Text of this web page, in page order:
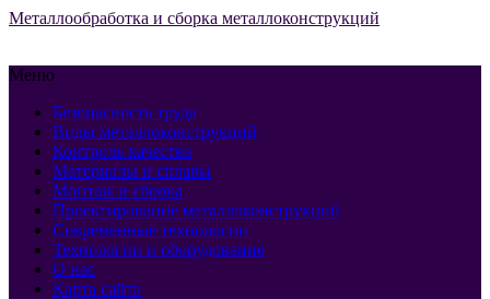
Металлообработка и сборка металлоконструкций
Меню
Безопасность труда
Виды металлоконструкций
Контроль качества
Материалы и сплавы
Монтаж и сборка
Проектирование металлоконструкций
Современные технологии
Технологии и оборудование
О нас
Карта сайта